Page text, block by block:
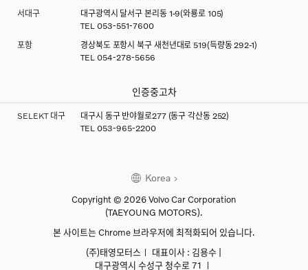
서대구
대구광역시 달서구 본리동 1-9(와룡로 105)
TEL 053-551-7600
포항
경상북도 포항시 북구 새천년대로 519(득량동 292-1)
TEL 054-278-5656
인증중고차
SELEKT 대구
대구시 동구 반야월로277 (동구 각산동 252)
TEL 053-965-2200
Korea
Copyright © 2026 Volvo Car Corporation
(TAEYOUNG MOTORS).
본 사이트는 Chrome 브라우저에 최적화되어 있습니다.
(주)태영모터스ㅣ 대표이사 : 김용수 |
대구광역시 수성구 청수로 71 ㅣ